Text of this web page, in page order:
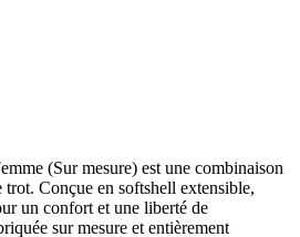
(Sur mesure) est une combinaison
Conçue en softshell extensible,
un confort et une liberté de
sur mesure et entièrement